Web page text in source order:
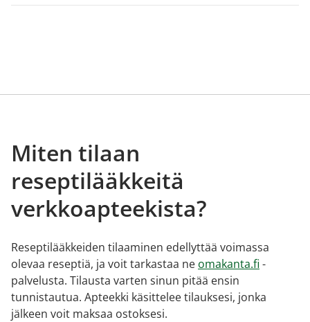
Miten tilaan
reseptilääkkeitä
verkkoapteekista?
Reseptilääkkeiden tilaaminen edellyttää voimassa
olevaa reseptiä, ja voit tarkastaa ne omakanta.fi -
palvelusta. Tilausta varten sinun pitää ensin
tunnistautua. Apteekki käsittelee tilauksesi, jonka
jälkeen voit maksaa ostoksesi.